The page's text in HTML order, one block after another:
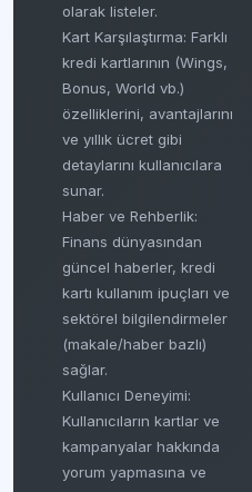
olarak listeler.
Kart Karşılaştırma: Farklı
kredi kartlarının (Wings,
Bonus, World vb.)
özelliklerini, avantajlarını
ve yıllık ücret gibi
detaylarını kullanıcılara
sunar.
Haber ve Rehberlik:
Finans dünyasından
güncel haberler, kredi
kartı kullanım ipuçları ve
sektörel bilgilendirmeler
(makale/haber bazlı)
sağlar.
Kullanıcı Deneyimi:
Kullanıcıların kartlar ve
kampanyalar hakkında
yorum yapmasına ve